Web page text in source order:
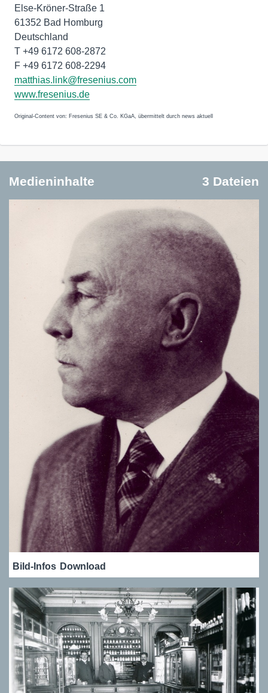
Else-Kröner-Straße 1
61352 Bad Homburg
Deutschland
T +49 6172 608-2872
F +49 6172 608-2294
matthias.link@fresenius.com
www.fresenius.de
Original-Content von: Fresenius SE & Co. KGaA, übermittelt durch news aktuell
Medieninhalte 3 Dateien
Bild-Infos Download